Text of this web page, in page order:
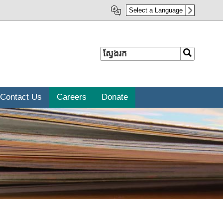
Select a Language
ស្វែងរក ស្វែងរក
Contact Us Careers Donate